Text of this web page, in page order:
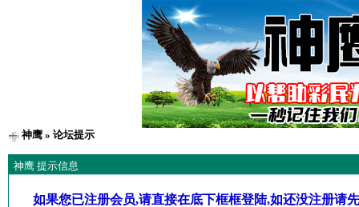
神鹰» 论坛提示
神鹰 提示信息
如果您已注册会员,请直接在底下框框登陆,如还没注册请